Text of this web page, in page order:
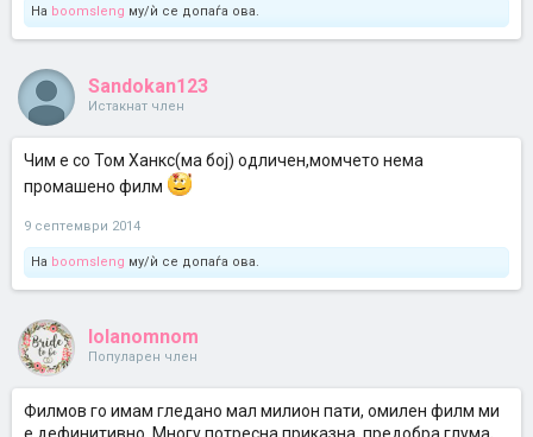
На boomsleng му/ѝ се допаѓа ова.
Sandokan123
Истакнат член
Чим е со Том Ханкс(ма бој) одличен,момчето нема
промашено филм
9 септември 2014
На boomsleng му/ѝ се допаѓа ова.
lolanomnom
Популарен член
Филмов го имам гледано мал милион пати, омилен филм ми
е дефинитивно. Многу потресна приказна, предобра глума,